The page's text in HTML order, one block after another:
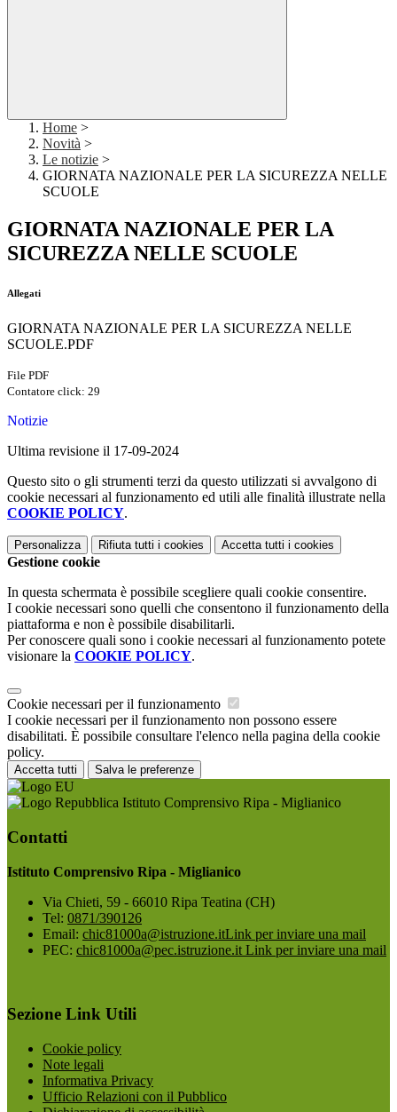
Home >
Novità >
Le notizie >
GIORNATA NAZIONALE PER LA SICUREZZA NELLE
SCUOLE
GIORNATA NAZIONALE PER LA
SICUREZZA NELLE SCUOLE
Allegati
GIORNATA NAZIONALE PER LA SICUREZZA NELLE
SCUOLE.PDF
File PDF
Contatore click: 29
Notizie
Ultima revisione il 17-09-2024
Questo sito o gli strumenti terzi da questo utilizzati si avvalgono di
cookie necessari al funzionamento ed utili alle finalità illustrate nella
COOKIE POLICY.
Personalizza Rifiuta tutti i cookies Accetta tutti i cookies
Gestione cookie
In questa schermata è possibile scegliere quali cookie consentire.
I cookie necessari sono quelli che consentono il funzionamento della
piattaforma e non è possibile disabilitarli.
Per conoscere quali sono i cookie necessari al funzionamento potete
visionare la COOKIE POLICY.
Cookie necessari per il funzionamento
I cookie necessari per il funzionamento non possono essere
disabilitati. È possibile consultare l'elenco nella pagina della cookie
policy.
Accetta tutti Salva le preferenze
Istituto Comprensivo Ripa - Miglianico
Contatti
Istituto Comprensivo Ripa - Miglianico
Via Chieti, 59 - 66010 Ripa Teatina (CH)
Tel: 0871/390126
Email: chic81000a@istruzione.itLink per inviare una mail
PEC: chic81000a@pec.istruzione.it Link per inviare una mail
Sezione Link Utili
Cookie policy
Note legali
Informativa Privacy
Ufficio Relazioni con il Pubblico